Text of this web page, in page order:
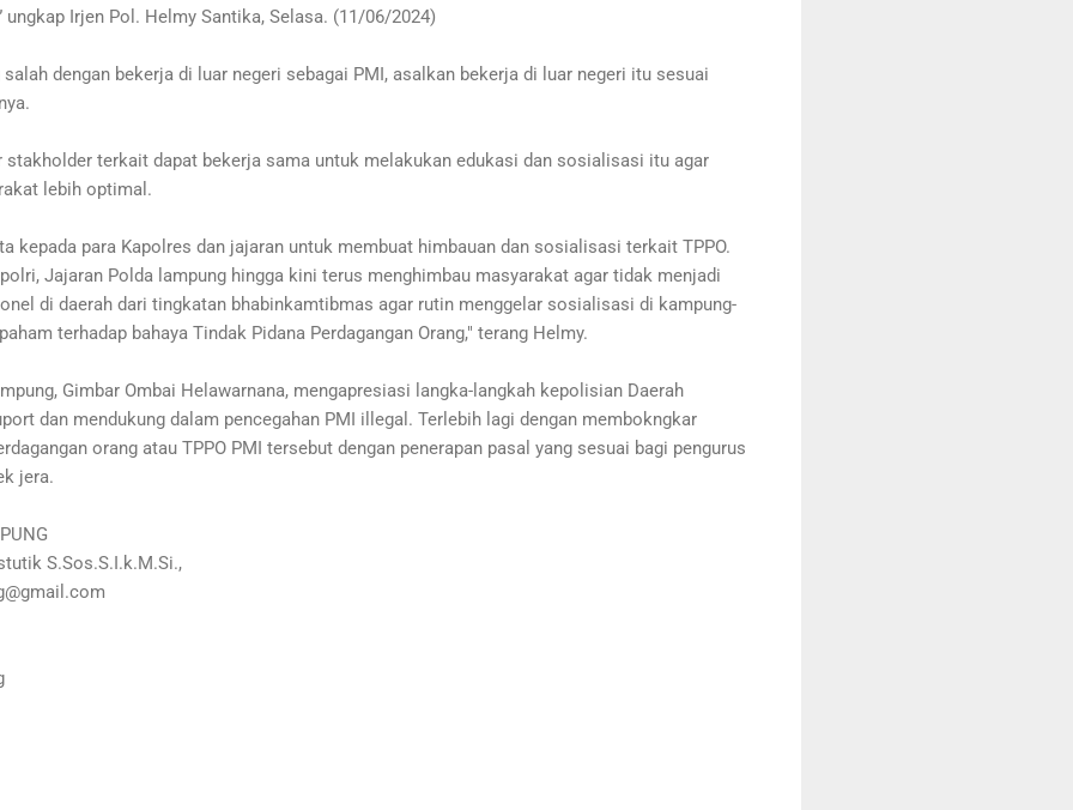
ungkap Irjen Pol. Helmy Santika, Selasa. (11/06/2024)
dengan bekerja di luar negeri sebagai PMI, asalkan bekerja di luar negeri itu sesuai
stakholder terkait dapat bekerja sama untuk melakukan edukasi dan sosialisasi itu agar
lebih optimal.
kepada para Kapolres dan jajaran untuk membuat himbauan dan sosialisasi terkait TPPO.
Jajaran Polda lampung hingga kini terus menghimbau masyarakat agar tidak menjadi
di daerah dari tingkatan bhabinkamtibmas agar rutin menggelar sosialisasi di kampung-
terhadap bahaya Tindak Pidana Perdagangan Orang," terang Helmy.
Gimbar Ombai Helawarnana, mengapresiasi langka-langkah kepolisian Daerah
dan mendukung dalam pencegahan PMI illegal. Terlebih lagi dengan membokngkar
orang atau TPPO PMI tersebut dengan penerapan pasal yang sesuai bagi pengurus
jera.
S.Sos.S.I.k.M.Si.,